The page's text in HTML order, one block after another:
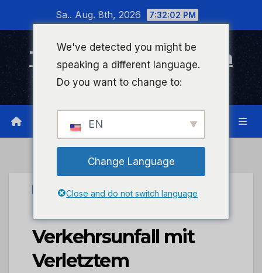
wechseln
Sa.. Aug. 8th, 2026 7:32:02 PM
Timeline Bad Kreuznach
Infonetzwerk für Bad Kreuznach
UNCATEGORIZED
POL-PDNR:
Verkehrsunfall mit
Verletztem
We've detected you might be
speaking a different language.
Do you want to change to:
EN
Change Language
Close and do not switch language